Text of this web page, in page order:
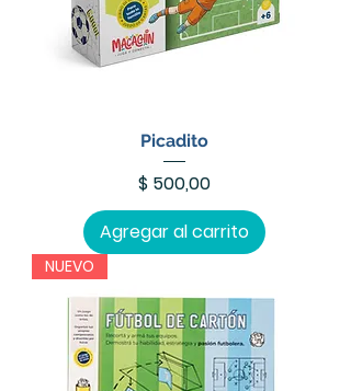
Picadito
Precio
$ 500,00
Agregar al carrito
NUEVO